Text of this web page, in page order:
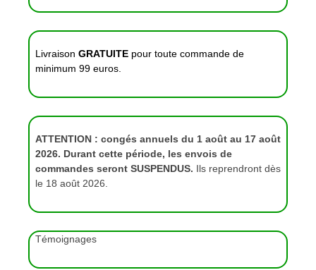
Livraison GRATUITE pour toute commande de
minimum 99 euros.
ATTENTION : congés annuels du 1 août au 17 août
2026. Durant cette période, les envois de
commandes seront SUSPENDUS. Ils reprendront dès
le 18 août 2026.
Témoignages